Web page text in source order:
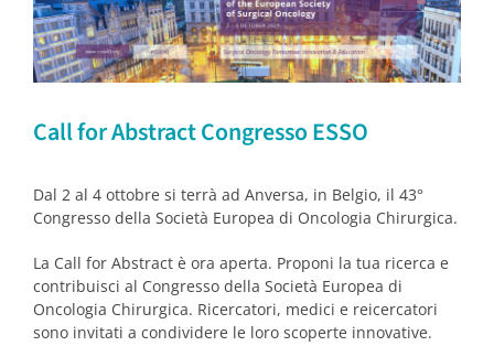
Call for Abstract Congresso ESSO
Dal 2 al 4 ottobre si terrà ad Anversa, in Belgio, il 43°
Congresso della Società Europea di Oncologia Chirurgica.
La Call for Abstract è ora aperta. Proponi la tua ricerca e
contribuisci al Congresso della Società Europea di
Oncologia Chirurgica. Ricercatori, medici e reicercatori
sono invitati a condividere le loro scoperte innovative.